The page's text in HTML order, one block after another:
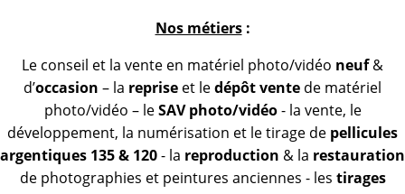
Nos métiers:
Le conseil et la vente en matériel photo/vidéo neuf&
d’occasion – la reprise et ledépôt vente de matériel
photo/vidéo – leSAV photo/vidéo- la vente, le
développement, la numérisation et le tirage de pellicules
argentiques 135 & 120- la reproduction & la restauration
de photographies et peintures anciennes - les tirages